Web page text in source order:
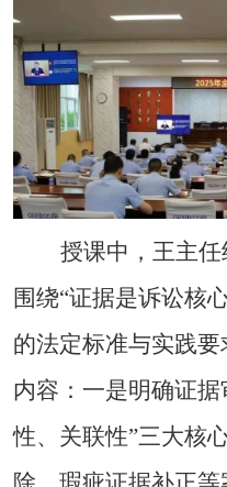
授课中，王主任
围绕“证据是诉讼核
的法定标准与实践
内容：一是明确证据
性、关联性”三大核